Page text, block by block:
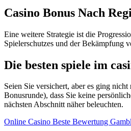
Casino Bonus Nach
Eine weitere Strategie ist die
Spielerschutzes und der Bekämpfung
Die besten spiele im
Seien Sie versichert, aber es ging
Bonusrunde), dass Sie keine
nächsten Abschnitt näher beleuchten.
Online Casino Beste Bewertung